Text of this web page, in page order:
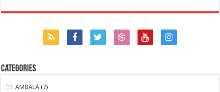
Categories
AMBALA (7)